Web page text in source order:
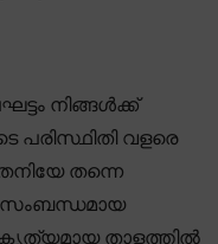
നിങ്ങൾക്ക്
പരിസ്ഥിതി വളരെ
തന്നെ
താളത്തിൽ